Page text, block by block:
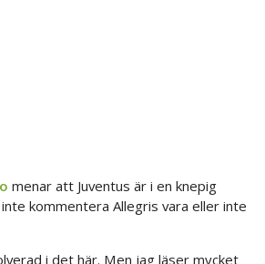
menar att Juventus är i en knepig
kommentera Allegris vara eller inte
i det här. Men jag läser mycket